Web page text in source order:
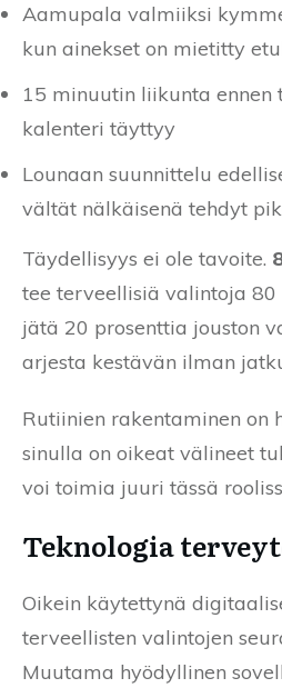
Aamupala valmiiksi
kun ainekset on mietitty
15 minuutin liikunta ennen
kalenteri täyttyy
Lounaan suunnittelu
vältät nälkäisenä tehdyt
Täydellisyys ei ole tavoite.
tee terveellisiä valintoja
jätä 20 prosenttia jouston
arjesta kestävän ilman
Rutiinien rakentaminen on
sinulla on oikeat välineet
voi toimia juuri tässä
Teknologia
Oikein käytettynä
terveellisten valintojen
Muutama hyödyllinen